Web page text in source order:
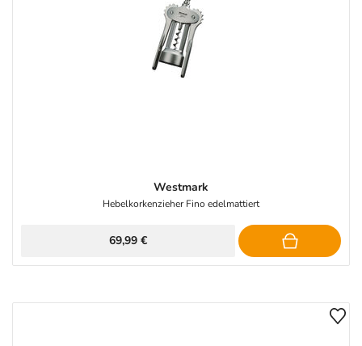
Westmark
Hebelkorkenzieher Fino edelmattiert
69,99 €